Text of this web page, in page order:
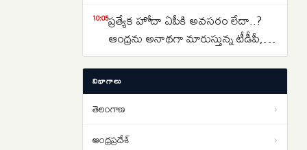
10:05ప్రత్యేక హోదా ఏపీకి అవసరం లేదా..?
ఆంధ్రను అనాథగా మారుస్తున్న టీడీపీ,
జనసేన, వైసీపీ..
09:54బోరుగడ్డ పోరాటం దీనికి సంకేతం…
సజ్జలను ఇంటికి పంపించడానికి టార్గెట్
చేశారా..?
సందీప్‌ కిషన్‌ హీరోగా ‘కరికాల’
విభాగాలు
తెలంగాణ ›
ఆంధ్రప్రదేశ్ ›